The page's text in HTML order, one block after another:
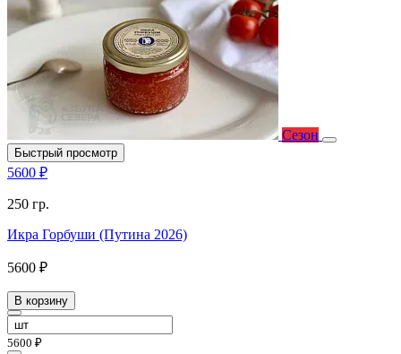
Сезон
Быстрый просмотр
5600 ₽
250 гр.
Икра Горбуши (Путина 2026)
5600 ₽
В корзину
5600 ₽